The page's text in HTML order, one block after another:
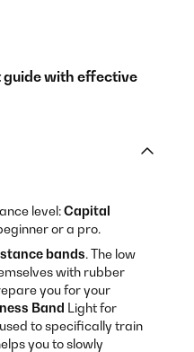
with effective
level:Capital
or a pro.
bands. The low
with rubber
you for your
Band Light for
to specifically train
you to slowly